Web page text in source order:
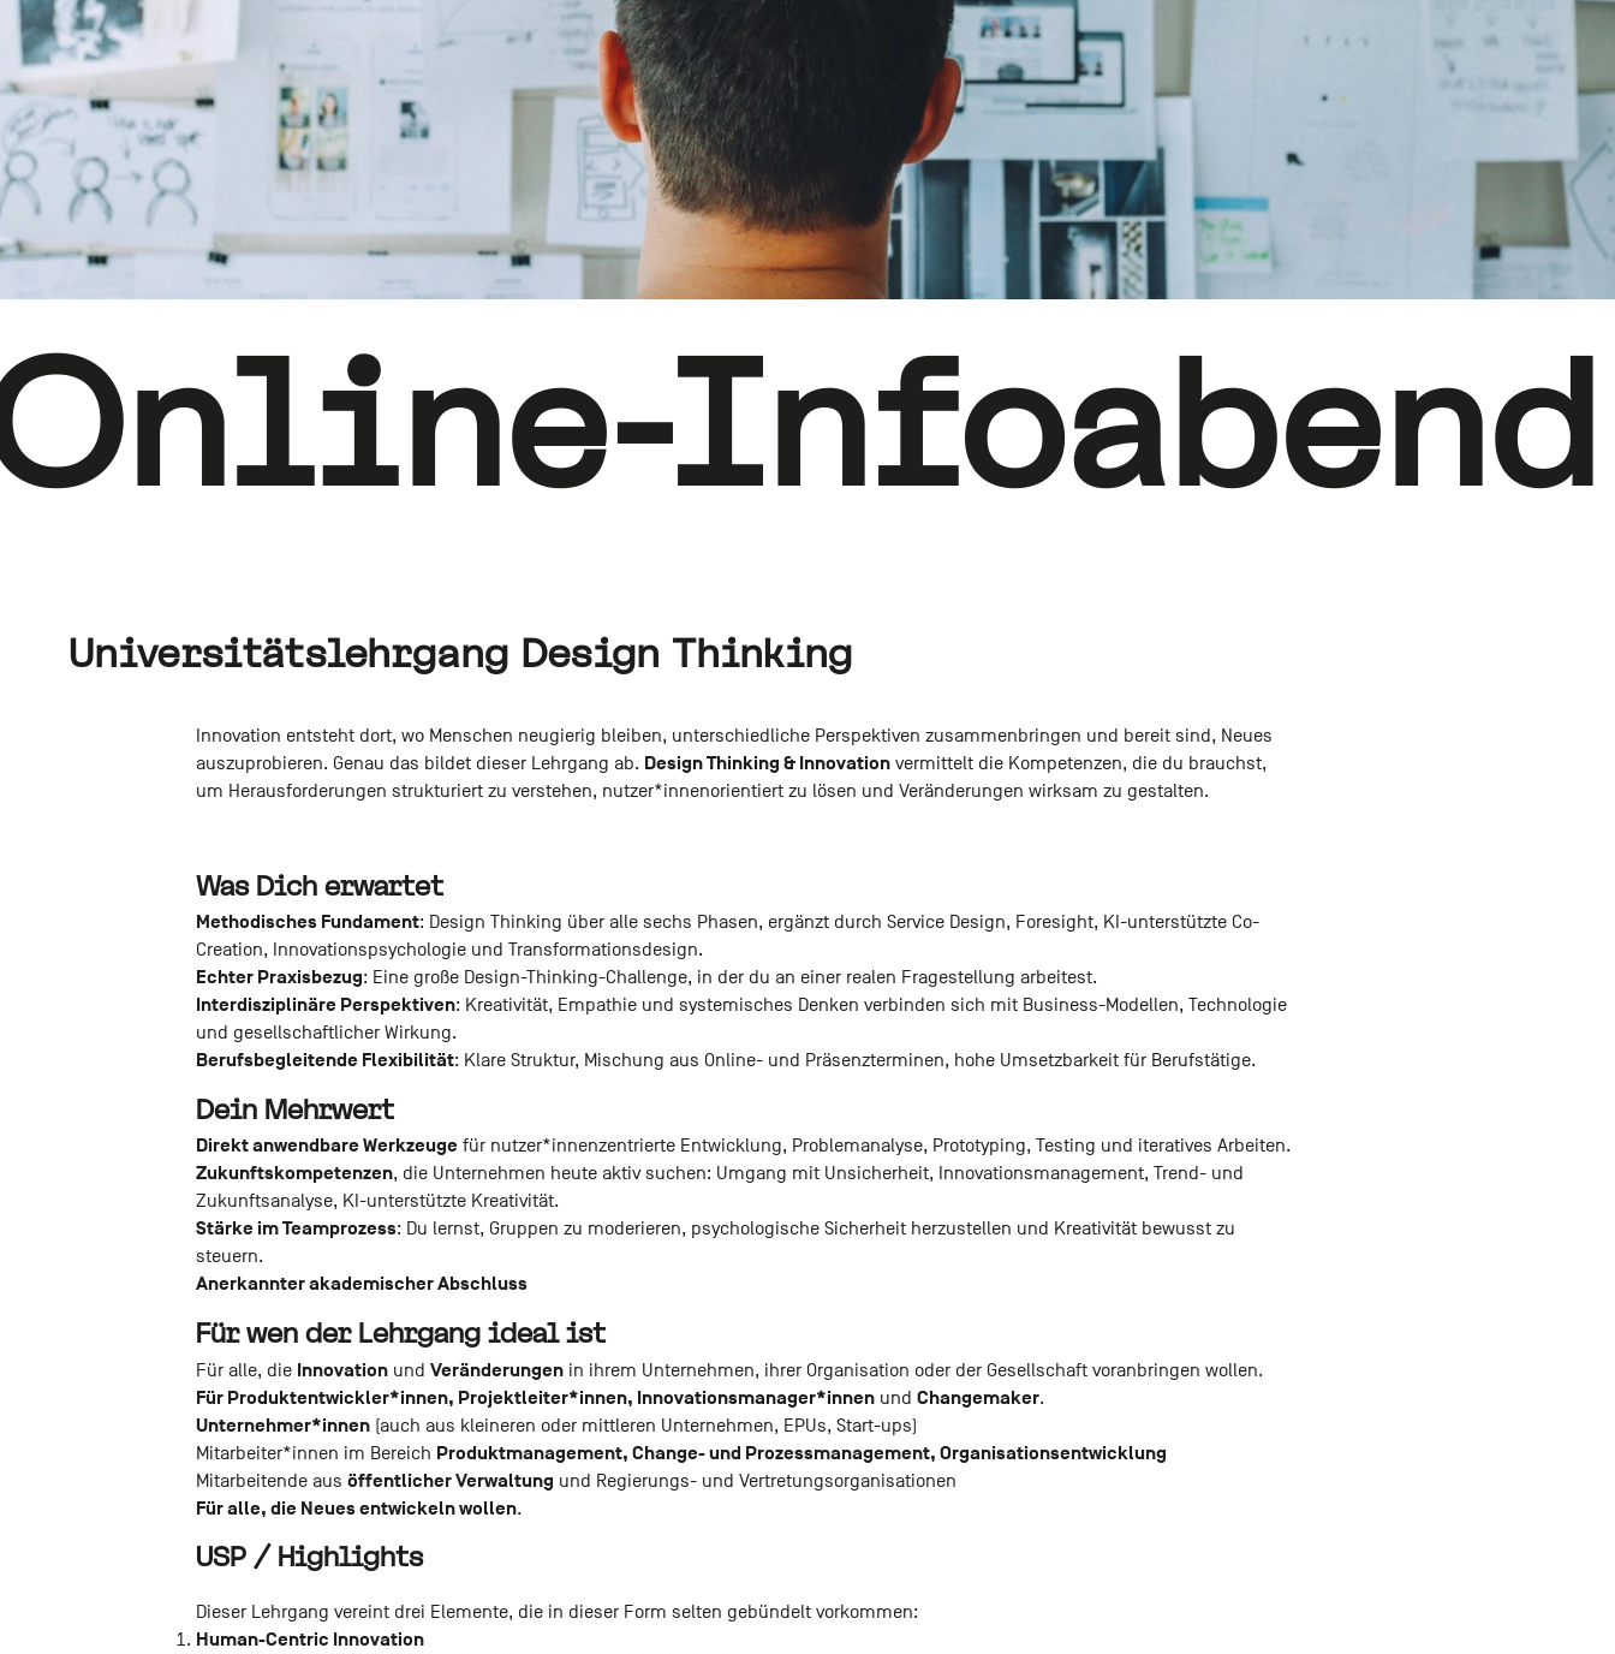
Infoabend
Universitätslehrgang Design Thinking
Innovation entsteht dort, wo Menschen neugierig bleiben, unterschiedliche Perspektiven zusammenbringen und bereit sind, Neues
auszuprobieren. Genau das bildet dieser Lehrgang ab. Design Thinking & Innovationvermittelt die Kompetenzen, die du brauchst,
um Herausforderungen strukturiert zu verstehen, nutzer*innenorientiert zu lösen und Veränderungen wirksam zu gestalten.
Was Dich erwartet
Methodisches Fundament: Design Thinking über alle sechs Phasen, ergänzt durch Service Design, Foresight, KI-unterstützte Co-
Creation, Innovationspsychologie und Transformationsdesign.
Echter Praxisbezug: Eine große Design-Thinking-Challenge, in der du an einer realen Fragestellung arbeitest.
Interdisziplinäre Perspektiven: Kreativität, Empathie und systemisches Denken verbinden sich mit Business-Modellen, Technologie
und gesellschaftlicher Wirkung.
Berufsbegleitende Flexibilität: Klare Struktur, Mischung aus Online- und Präsenzterminen, hohe Umsetzbarkeit für Berufstätige.
Dein Mehrwert
Direkt anwendbare Werkzeuge für nutzer*innenzentrierte Entwicklung, Problemanalyse, Prototyping, Testing und iteratives Arbeiten.
Zukunftskompetenzen, die Unternehmen heute aktiv suchen: Umgang mit Unsicherheit, Innovationsmanagement, Trend- und
Zukunftsanalyse, KI-unterstützte Kreativität.
Stärke im Teamprozess: Du lernst, Gruppen zu moderieren, psychologische Sicherheit herzustellen und Kreativität bewusst zu
steuern.
Anerkannter akademischer Abschluss
Für wen der Lehrgang ideal ist
Für alle, die Innovationund Veränderungenin ihrem Unternehmen, ihrer Organisation oder der Gesellschaft voranbringen wollen.
Für Produktentwickler*innen, Projektleiter*innen, Innovationsmanager*innenund Changemaker.
Unternehmer*innen(auch aus kleineren oder mittleren Unternehmen, EPUs, Start-ups)
Mitarbeiter*innen im Bereich Produktmanagement, Change- und Prozessmanagement, Organisationsentwicklung
Mitarbeitende aus öffentlicher Verwaltung und Regierungs- und Vertretungsorganisationen
Für alle, die Neues entwickeln wollen.
USP / Highlights
Dieser Lehrgang vereint drei Elemente, die in dieser Form selten gebündelt vorkommen:
Human-Centric Innovation